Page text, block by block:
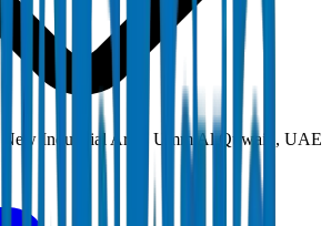
New Industrial Area, Umm Al Quwain, UAE